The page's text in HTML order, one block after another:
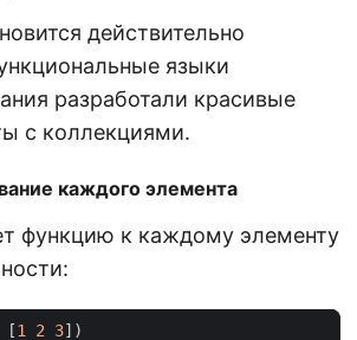
действительно
языки
разработали красивые
с коллекциями.
каждого элемента
функцию к каждому элементу
[1 2 3])